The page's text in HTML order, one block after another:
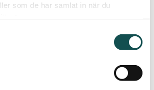
som de har samlat in när du
under kontoinställningar.
på Google Play